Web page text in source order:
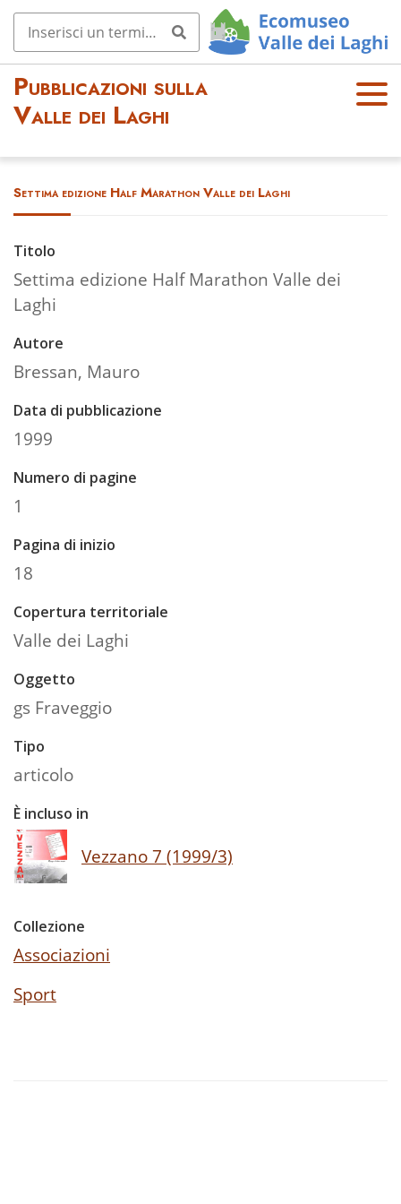
Pubblicazioni sulla
Valle dei Laghi
OPE
Settima edizione Half Marathon Valle dei Laghi
Titolo
Settima edizione Half Marathon Valle dei
Laghi
Autore
Bressan, Mauro
Data di pubblicazione
1999
Numero di pagine
1
Pagina di inizio
18
Copertura territoriale
Valle dei Laghi
Oggetto
gs Fraveggio
Tipo
articolo
È incluso in
Vezzano 7 (1999/3)
Collezione
Associazioni
Sport